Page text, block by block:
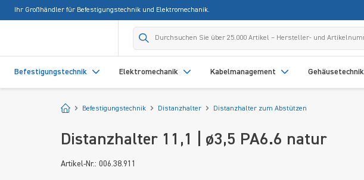
Zur Hauptnavigation springen
Ihr Großhändler für Befestigungstechnik und Elektromechanik.
Befestigungstechnik Elektromechanik Kabelmanagement Gehäusetechnik
Startseite
Befestigungstechnik Distanzhalter Distanzhalter zum Abstützen
Distanzhalter 11,1 | ø3,5 PA6.6 natur
Artikel-Nr.: 006.38.911